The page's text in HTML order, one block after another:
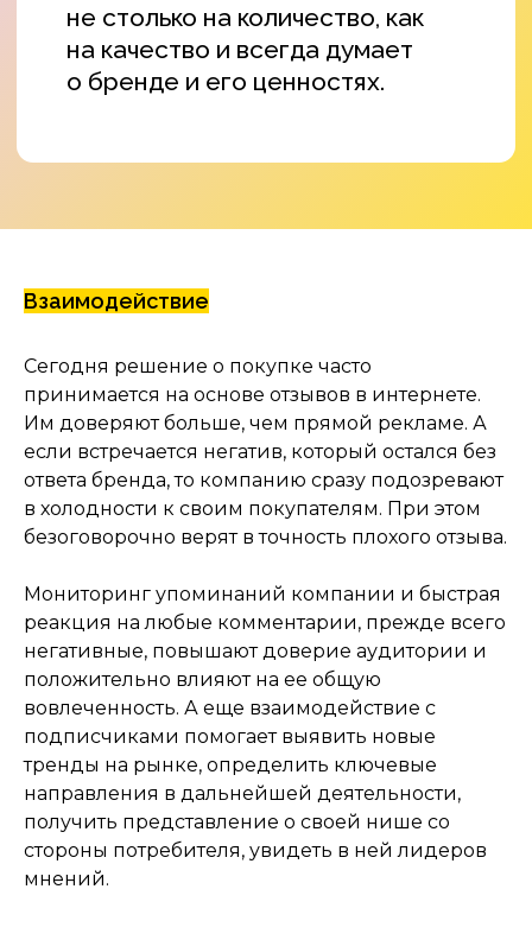
Взаимодействие
Сегодня решение о покупке часто
принимается на основе отзывов в интернете.
Им доверяют больше, чем прямой рекламе. А
если встречается негатив, который остался без
ответа бренда, то компанию сразу подозревают
в холодности к своим покупателям. При этом
безоговорочно верят в точность плохого отзыва.
Мониторинг упоминаний компании и быстрая
реакция на любые комментарии, прежде всего
негативные, повышают доверие аудитории и
положительно влияют на ее общую
вовлеченность. А еще взаимодействие с
подписчиками помогает выявить новые
тренды на рынке, определить ключевые
направления в дальнейшей деятельности,
получить представление о своей нише со
стороны потребителя, увидеть в ней лидеров
мнений.
Мы используем разные
инструменты для создания
контента и привлечения